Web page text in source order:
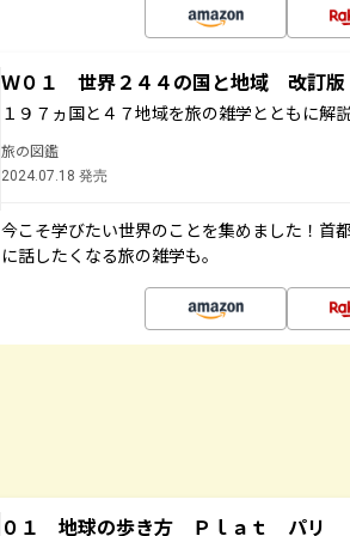
Ｗ０１ 世界２４４の国と地域 改訂版
１９７ヵ国と４７地域を旅の雑学とともに解
旅の図鑑
2024.07.18 発売
今こそ学びたい世界のことを集めました！首
に話したくなる旅の雑学も。
０１ 地球の歩き方 Ｐｌａｔ パリ